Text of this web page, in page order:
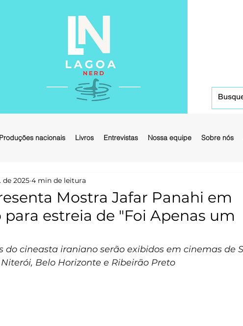
Produções nacionais Livros Entrevistas Nossa equipe Sobre nós
Mostra Jafar Panahi em
estreia de "Foi Apenas um
de 2025 4 min de leitura
do cineasta iraniano serão exibidos em cinemas de
Belo Horizonte e Ribeirão Preto